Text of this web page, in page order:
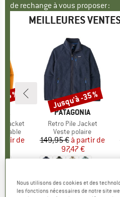
de rechange à vous proposer :
MEILLEURES
Jacket
réduit
de
%
MARQUE
PATAGONIA
Article
Retro Pile Jacket
Product group
Veste polaire
Prix
149,95 € Prix réduit
à partir de
97,47 €
Remise
Jusqu'à -35 %
Nous utilisons des cookies et des
les fonctions nécessaires de notre site